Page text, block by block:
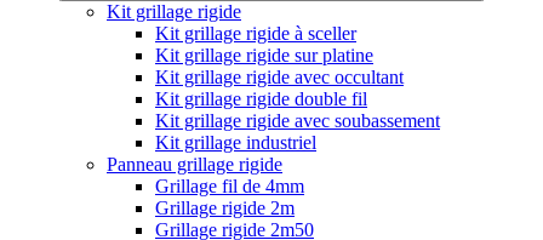
Kit grillage rigide
Kit grillage rigide à sceller
Kit grillage rigide sur platine
Kit grillage rigide avec occultant
Kit grillage rigide double fil
Kit grillage rigide avec soubassement
Kit grillage industriel
Panneau grillage rigide
Grillage fil de 4mm
Grillage rigide 2m
Grillage rigide 2m50